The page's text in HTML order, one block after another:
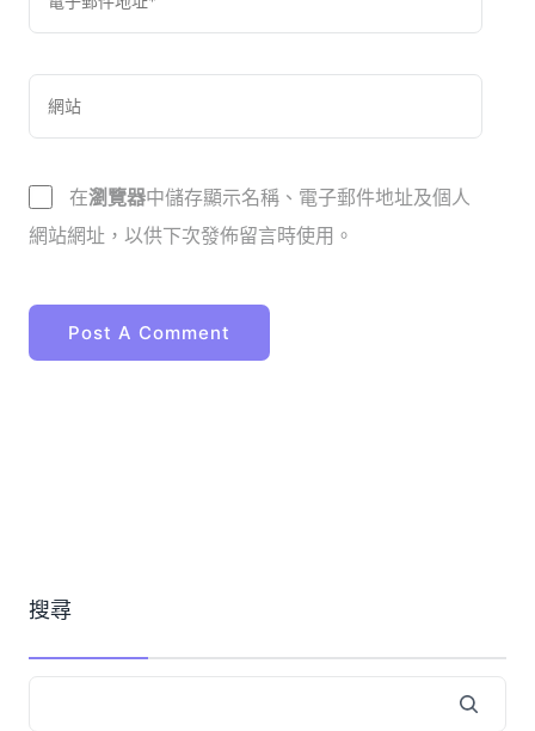
在瀏覽器中儲存顯示名稱、電子郵件地址及個人
網站網址，以供下次發佈留言時使用。
搜尋